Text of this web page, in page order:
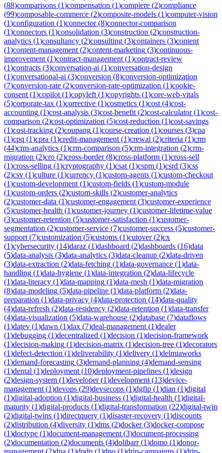
(88)comparisons (1)compensation (1)compiere (2)compliance
(99)composable-commerce (2)composite-models (1)computer-vision
(1)configuration (1)connector(8)connector-comparison
(1)connectors (1)consolidation (3)construction (2)construction-
analytics (1)consultancy (2)consulting (3)containers (3)content
(1)content-management (2)content-marketing (3)continuous-
improvement (1)contract-management (1)contract-review
(1)contracts (3)conversation-ai (1)conversation-design
(1)conversational-ai (3)conversion (8)conversion-optimization
(7)conversion-rate (2)conversion-rate-optimization (1)cookie-
consent (1)copilot (1)copyleft (1)copyrights (1)core-web-vitals
(5)corporate-tax (1)corrective (1)cosmetics (1)cost (4)cost-
accounting (1)cost-analysis (3)cost-benefit (2)cost-calculator(1)cost-
comparison (2)cost-optimization (5)cost-reduction (1)cost-savings
(1)cost-tracking (2)coupang (1)course-creation (1)courses (3)cpa
(1)cpq (1)cpra (1)credit-management (1)crewai (2)criteria (1)crm
(44)crm-analytics (1)crm-comparison (5)crm-integration (2)crm-
migration (2)cro (2)cross-border(8)cross-platform (1)cross-sell
(1)cross-selling (1)cryptography (1)csat (1)cspm (1)csrd (3)css
(2)csv (1)culture (1)currency (1)custom-agents (1)custom-checkout
(1)custom-development (1)custom-fields (1)custom-module
(1)custom-orders (2)custom-skills (2)customer-analytics
(2)customer-data (1)customer-engagement (3)customer-experience
(5)customer-health (1)customer-journey (1)customer-lifetime-value
(3)customer-retention (5)customer-satisfaction (1)customer-
segmentation (2)customer-service (7)customer-success (5)customer-
support (7)customization (5)customs (1)cutover(2)cx
(1)cybersecurity (14)daraz (1)dashboard (2)dashboards (16)data
(5)data-analysis (3)data-analytics (3)data-cleanup (2)data-driven
(3)data-extraction (2)data-fetching (1)data-governance (1)data-
handling (1)data-hygiene (1)data-integration (2)data-lifecycle
(1)data-literacy (1)data-mapping (1)data-mesh (1)data-migration
(8)data-modeling (5)data-pipeline (1)data-platform (2)data-
preparation (1)data-privacy (4)data-protection (14)data-quality
(4)data-refresh (2)data-residency (2)data-retention (1)data-transfer
(4)data-visualization (5)data-warehouse (2)database (7)dataflows
(1)datev (1)dawn (1)dax (7)deal-management (1)dealer
(1)debugging (1)decentralized (1)decision (1)decision-framework
(1)decision-making (1)decision-matrix (1)decision-tree (1)decorators
(1)defect-detection (1)deliverability (1)delivery (1)delmiaworks
(1)demand-forecasting (3)demand-planning (4)demand-sensing
(1)dental (1)deployment (10)deployment-pipelines (1)design
(2)design-system (1)developer(1)development (13)device-
management (1)devops (29)devsecops (1)dgfip (1)dian (1)digital
(1)digital-adoption (1)digital-business (1)digital-health (1)digital-
maturity (1)digital-products (1)digital-transformation (22)digital-twin
(2)digital-twins (1)directquery (1)disaster-recovery (1)discounts
(2)distribution (4)diversity (1)dms (2)docker(3)docker-compose
(1)doctype (1)document-management (3)document-processing
(2)documentation (2)documents (4)dolibarr(1)domo (1)donor-
management (2)dpa (1)dpdp (1)dpo (1)drip-campaigns (1)drip-